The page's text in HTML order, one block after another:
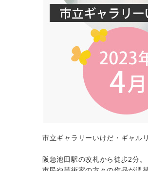
市立ギャラリーいけだ・ギャル
阪急池田駅の改札から徒歩2分。